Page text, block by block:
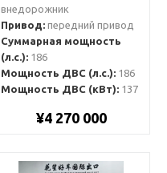
внедорожник
Привод:передний привод
Суммарная мощность
(л.с.):186
Мощность ДВС (л.с.):186
Мощность ДВС (кВт):137
¥4 270 000